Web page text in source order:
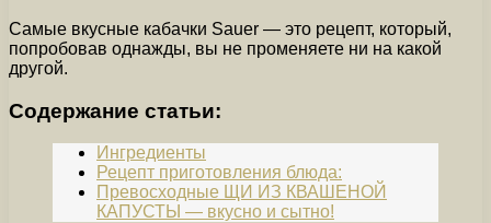
Самые вкусные кабачки Sauer — это рецепт, который,
попробовав однажды, вы не променяете ни на какой
другой.
Содержание статьи:
Ингредиенты
Рецепт приготовления блюда:
Превосходные ЩИ ИЗ КВАШЕНОЙ
КАПУСТЫ — вкусно и сытно!